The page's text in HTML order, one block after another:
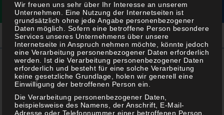
Rhöner Tzatziki
Wir freuen uns sehr über Ihr Interesse an unserem
Unternehmen. Eine Nutzung der Internetseiten ist
grundsätzlich ohne jede Angabe personenbezogener
Daten möglich. Sofern eine betroffene Person besondere
Services unseres Unternehmens über unsere
Internetseite in Anspruch nehmen möchte, könnte jedoch
eine Verarbeitung personenbezogener Daten erforderlich
werden. Ist die Verarbeitung personenbezogener Daten
erforderlich und besteht für eine solche Verarbeitung
keine gesetzliche Grundlage, holen wir generell eine
Einwilligung der betroffenen Person ein.
Die Verarbeitung personenbezogener Daten,
beispielsweise des Namens, der Anschrift, E-Mail-
Adresse oder Telefonnummer einer betroffenen Person,